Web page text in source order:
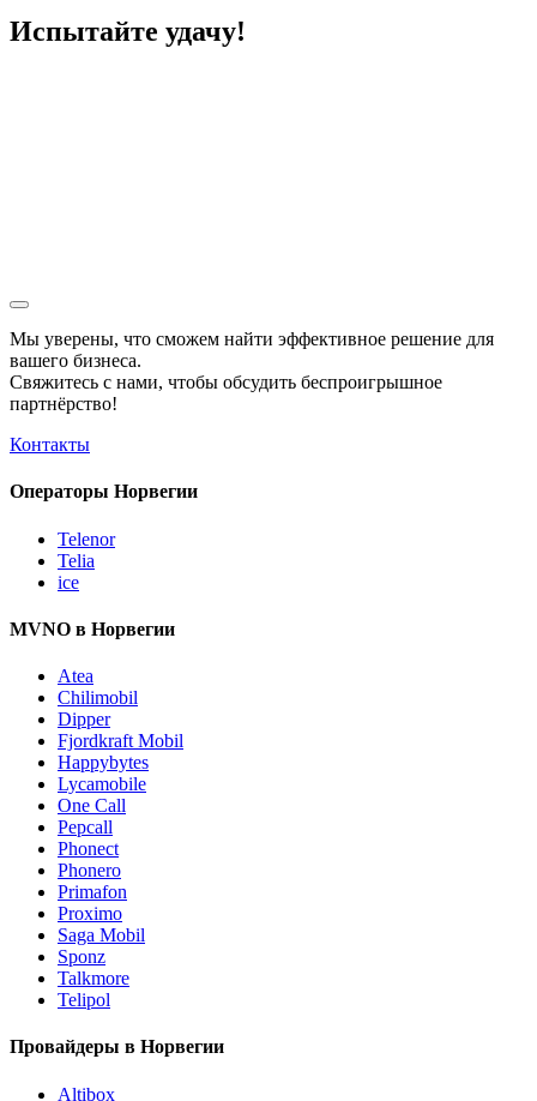
Испытайте удачу!
Мы уверены, что сможем найти эффективное решение для
вашего бизнеса.
Свяжитесь с нами, чтобы обсудить беспроигрышное
партнёрство!
Контакты
Операторы Норвегии
Telenor
Telia
ice
MVNO в Норвегии
Atea
Chilimobil
Dipper
Fjordkraft Mobil
Happybytes
Lycamobile
One Call
Pepcall
Phonect
Phonero
Primafon
Proximo
Saga Mobil
Sponz
Talkmore
Telipol
Провайдеры в Норвегии
Altibox